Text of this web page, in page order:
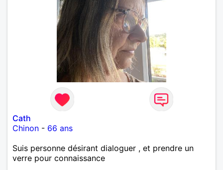
Cath
Chinon - 66 ans
Suis personne désirant dialoguer , et prendre un
verre pour connaissance